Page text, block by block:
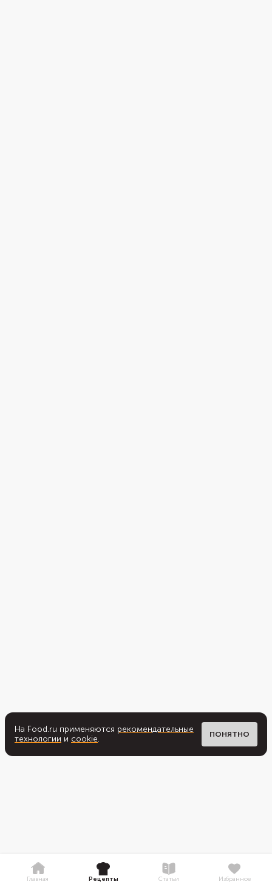
На Food.ru применяются рекомендательные
технологии и cookie. ПОНЯТНО
Главная Рецепты Статьи Избранное